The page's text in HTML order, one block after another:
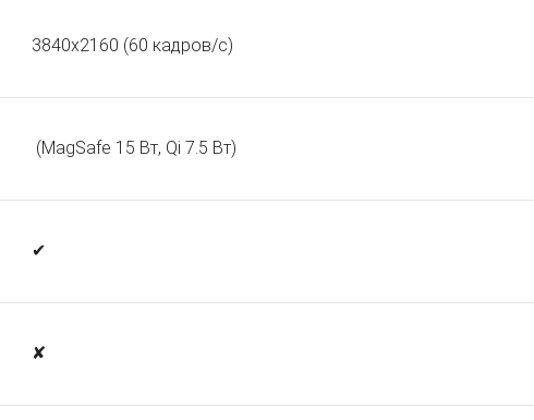
3840x2160 (60 кадров/с)
(MagSafe 15 Вт, Qi 7.5 Вт)
✔
✘